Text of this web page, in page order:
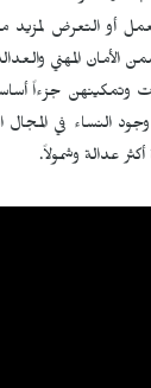
أو التعرض لمزيد
المهني
وتمكينهن جزءاً
النساء في
عدالة وشمولاً.